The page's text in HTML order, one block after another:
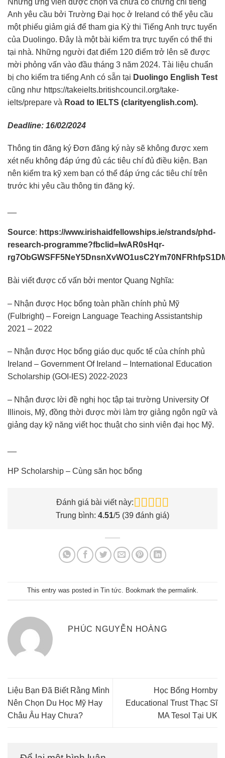
Anh yêu cầu bởi Trường Đại học ở Ireland có thể yêu cầu
một phiếu giảm giá để tham gia Kỳ thi Tiếng Anh trực tuyến
của Duolingo. Đây là một bài kiểm tra trực tuyến có thể thi
tại nhà. Những người đạt điểm 120 điểm trở lên sẽ được
mời phỏng vấn vào đầu tháng 3 năm 2024. Tài liệu chuẩn
bị cho kiểm tra tiếng Anh có sẵn tại Duolingo English Test
cũng như https://takeielts.britishcouncil.org/take-
ielts/prepare và Road to IELTS (clarityenglish.com).
Deadline: 16/02/2024
Thông tin đăng ký Đơn đăng ký này sẽ không được xem
xét nếu không đáp ứng đủ các tiêu chí đủ điều kiện. Bạn
nên kiểm tra kỹ xem bạn có thể đáp ứng các tiêu chí trên
trước khi yêu cầu thông tin đăng ký.
Source: https://www.irishaidfellowships.ie/strands/phd-
research-programme?fbclid=IwAR0sHqr-
Bài viết được cố vấn bởi mentor Quang Nghĩa:
– Nhận được Học bổng toàn phần chính phủ Mỹ
(Fulbright) – Foreign Language Teaching Assistantship
2021 – 2022
– Nhận được Học bổng giáo dục quốc tế của chính phủ
Ireland – Government Of Ireland – International Education
Scholarship (GOI-IES) 2022-2023
– Nhận được lời đề nghị học tập tại trường University Of
Illinois, Mỹ, đồng thời được mời làm trợ giảng ngôn ngữ và
giảng dạy kỹ năng viết học thuật cho sinh viên đại học Mỹ.
HP Scholarship – Cùng săn học bổng
Đánh giá bài viết này:
Trung bình: 4.51/5 (39 đánh giá)
This entry was posted in Tin tức. Bookmark the permalink.
PHÚC NGUYỄN HOÀNG
Liệu Bạn Đã Biết Rằng Mình
Nên Chọn Du Học Mỹ Hay
Châu Âu Hay Chưa?
Học Bổng Hornby
Educational Trust Thạc Sĩ
MA Tesol Tại UK